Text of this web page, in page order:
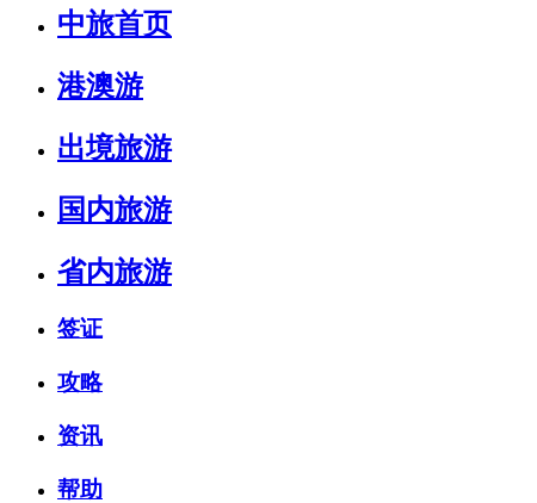
中旅首页
港澳游
出境旅游
国内旅游
省内旅游
签证
攻略
资讯
帮助